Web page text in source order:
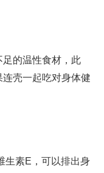
的温性食材，此
壳一起吃对身体健
生素E，可以排出身